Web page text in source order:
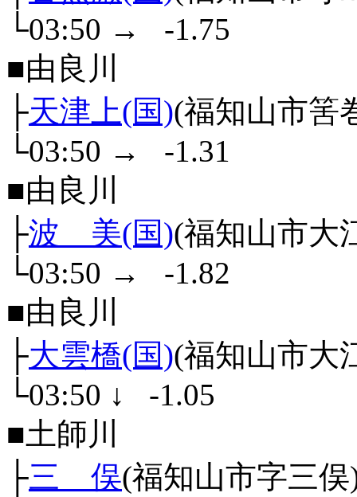
└03:50 →
-1.75
■由良川
├天津上(国)(福知山市筈
└03:50 →
-1.31
■由良川
├波 美(国)(福知山市大
└03:50 →
-1.82
■由良川
├大雲橋(国)(福知山市大
└03:50 ↓
-1.05
■土師川
├三 俣(福知山市字三俣